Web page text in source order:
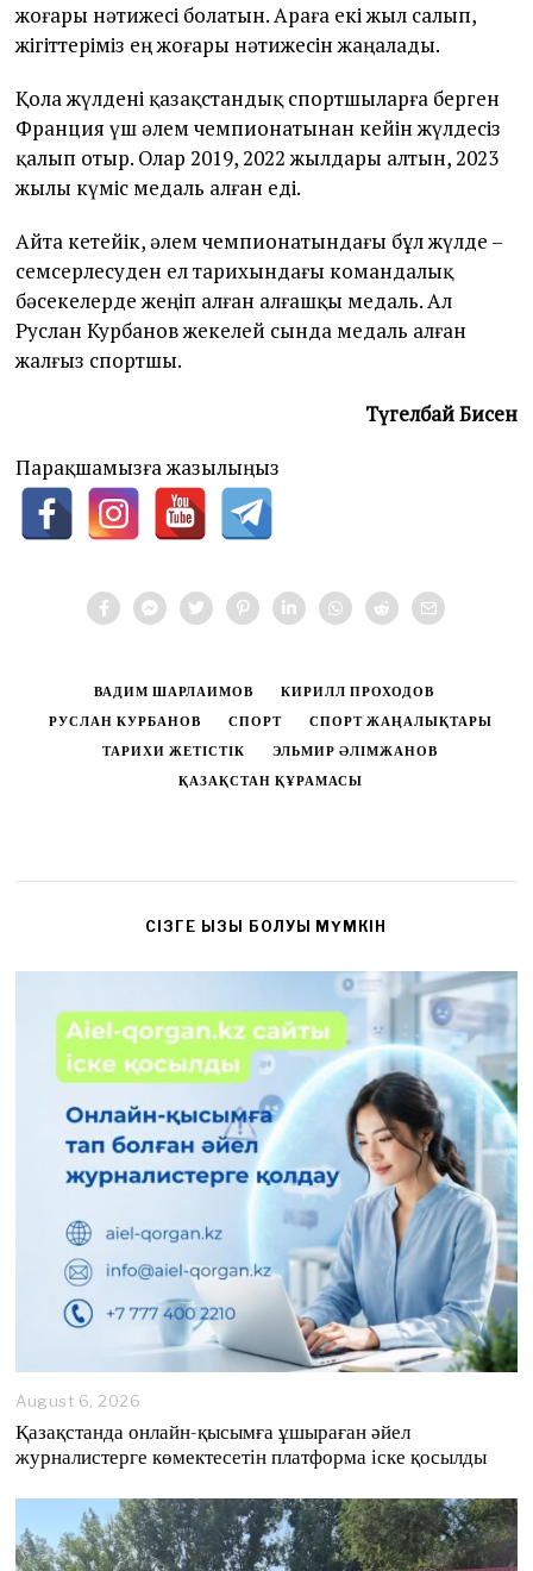
жоғары нәтижесі болатын. Араға екі жыл салып,
жігіттеріміз ең жоғары нәтижесін жаңалады.
Қола жүлдені қазақстандық спортшыларға берген
Франция үш әлем чемпионатынан кейін жүлдесіз
қалып отыр. Олар 2019, 2022 жылдары алтын, 2023
жылы күміс медаль алған еді.
Айта кетейік, әлем чемпионатындағы бұл жүлде –
семсерлесуден ел тарихындағы командалық
бәсекелерде жеңіп алған алғашқы медаль. Ал
Руслан Курбанов жекелей сында медаль алған
жалғыз спортшы.
Түгелбай Бисен
Парақшамызға жазылыңыз
ВАДИМ ШАРЛАИМОВ
КИРИЛЛ ПРОХОДОВ
РУСЛАН КУРБАНОВ
СПОРТ
СПОРТ ЖАҢАЛЫҚТАРЫ
ТАРИХИ ЖЕТІСТІК
ЭЛЬМИР ӘЛІМЖАНОВ
ҚАЗАҚСТАН ҚҰРАМАСЫ
CІЗГЕ ҚЫЗЫҚ БОЛУЫ МҮМКІН
August 6, 2026
g
u
t
6
,
Қазақстанда онлайн-қысымға ұшыраған әйел
журналистерге көмектесетін платформа іске қосылды